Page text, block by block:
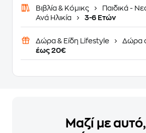
Βιβλία & Κόμικς
Παιδικά -
Ανά Ηλικία
3-6 Ετών
Δώρα & Είδη Lifestyle
Δώρα
έως 20€
Μαζί με αυτό,